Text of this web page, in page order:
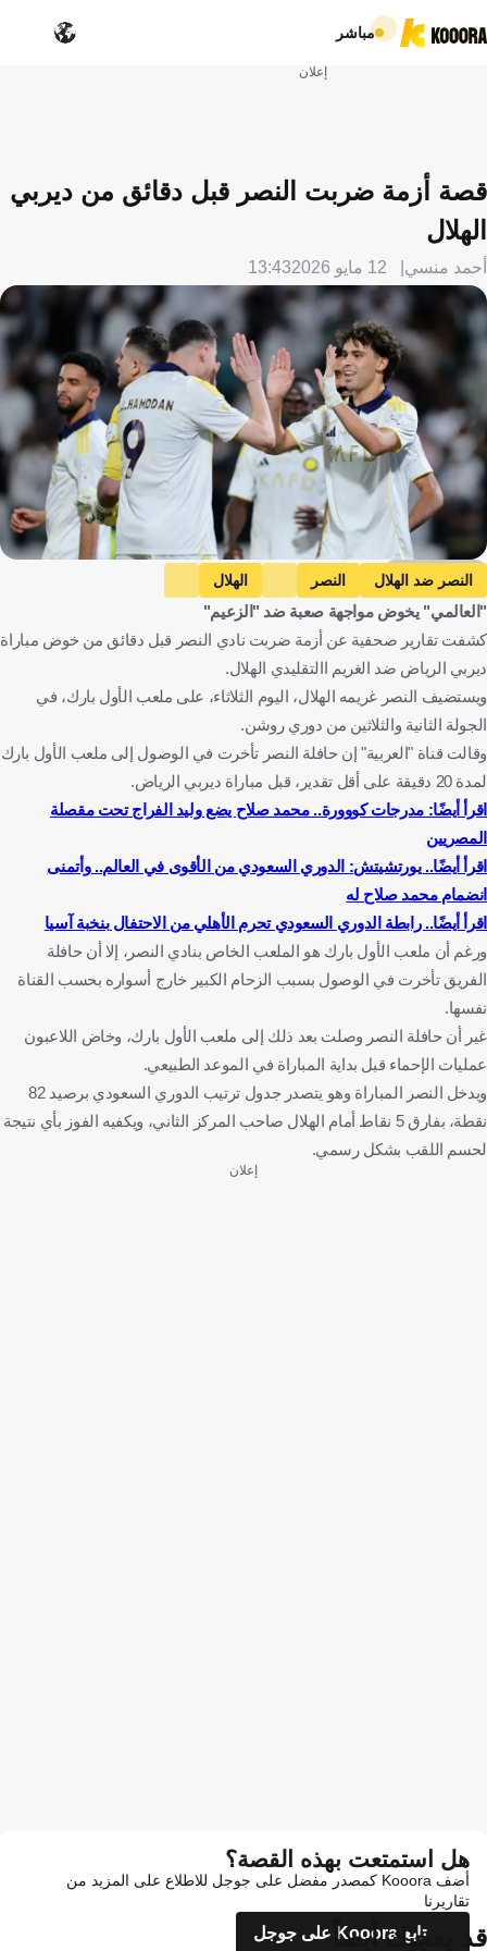
مباشر
إعلان
قصة أزمة ضربت النصر قبل دقائق من ديربي
الهلال
أحمد منسي 12 مايو 2026 13:43
Getty Images
النصر ضد الهلال النصر
الهلال
دوري روشن السعودي
المملكة العربية السعودية
"العالمي" يخوض مواجهة صعبة ضد "الزعيم"
كشفت تقارير صحفية عن أزمة ضربت نادي النصر قبل دقائق من خوض مباراة
ديربي الرياض ضد الغريم االتقليدي الهلال.
ويستضيف النصر غريمه الهلال، اليوم الثلاثاء، على ملعب الأول بارك، في
الجولة الثانية والثلاثين من دوري روشن.
وقالت قناة "العربية" إن حافلة النصر تأخرت في الوصول إلى ملعب الأول بارك
لمدة 20 دقيقة على أقل تقدير، قبل مباراة ديربي الرياض.
اقرأ أيضًا: مدرجات كووورة.. محمد صلاح يضع وليد الفراج تحت مقصلة
المصريين
اقرأ أيضًا.. يورتشيتش: الدوري السعودي من الأقوى في العالم.. وأتمنى
انضمام محمد صلاح له
اقرأ أيضًا.. رابطة الدوري السعودي تحرم الأهلي من الاحتفال بنخبة آسيا
ورغم أن ملعب الأول بارك هو الملعب الخاص بنادي النصر، إلا أن حافلة
الفريق تأخرت في الوصول بسبب الزحام الكبير خارج أسواره بحسب القناة
نفسها.
غير أن حافلة النصر وصلت بعد ذلك إلى ملعب الأول بارك، وخاض اللاعبون
عمليات الإحماء قبل بداية المباراة في الموعد الطبيعي.
ويدخل النصر المباراة وهو يتصدر جدول ترتيب الدوري السعودي برصيد 82
نقطة، بفارق 5 نقاط أمام الهلال صاحب المركز الثاني، ويكفيه الفوز بأي نتيجة
لحسم اللقب بشكل رسمي.
إعلان
هل استمتعت بهذه القصة؟
أضف Kooora كمصدر مفضل على جوجل للاطلاع على المزيد من
تقاريرنا
تابع Kooora على جوجل
قد يعجبك أيضاً